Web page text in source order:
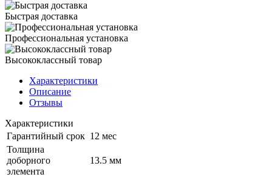
Быстрая доставка
Профессиональная установка
Высококлассный товар
Характеристики
Описание
Отзывы
Характеристики
Гарантийный срок 12 мес
Толщина
доборного
элемента
13.5 мм